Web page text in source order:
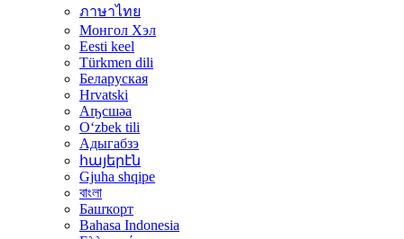
ภาษาไทย
Монгол Хэл
Eesti keel
Türkmen dili
Беларуская
Hrvatski
Аҧсшәа
Oʻzbek tili
Адыгабзэ
հայերէն
Gjuha shqipe
বাংলা
Башҡорт
Bahasa Indonesia